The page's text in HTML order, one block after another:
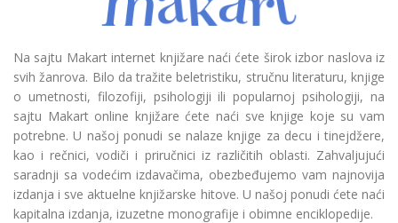
Na sajtu Makart internet knjižare naći ćete širok izbor naslova iz
svih žanrova. Bilo da tražite beletristiku, stručnu literaturu, knjige
o umetnosti, filozofiji, psihologiji ili popularnoj psihologiji, na
sajtu Makart online knjižare ćete naći sve knjige koje su vam
potrebne. U našoj ponudi se nalaze knjige za decu i tinejdžere,
kao i rečnici, vodiči i priručnici iz različitih oblasti. Zahvaljujući
saradnji sa vodećim izdavačima, obezbeđujemo vam najnovija
izdanja i sve aktuelne knjižarske hitove. U našoj ponudi ćete naći
kapitalna izdanja, izuzetne monografije i obimne enciklopedije.